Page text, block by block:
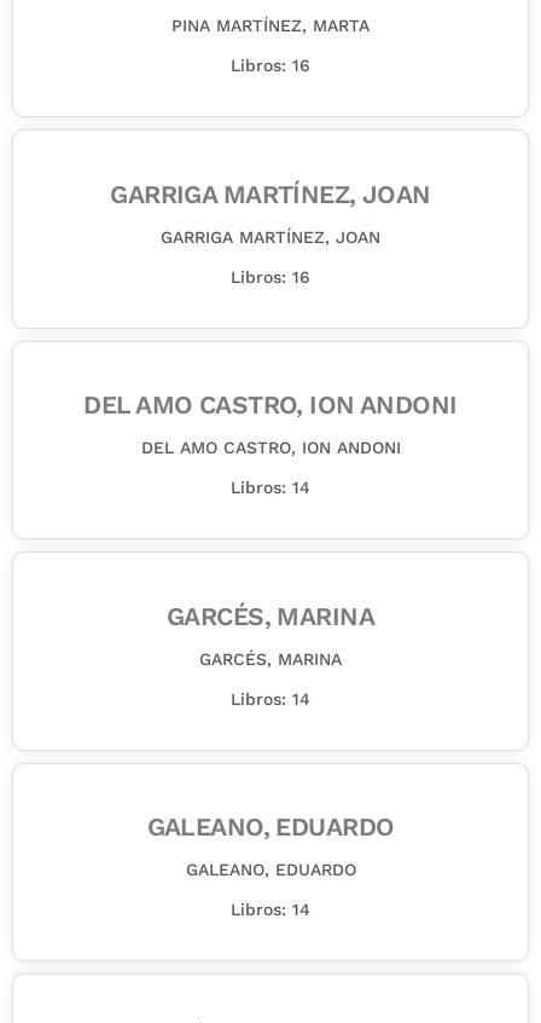
PINA MARTÍNEZ, MARTA
Libros: 16
GARRIGA MARTÍNEZ, JOAN
GARRIGA MARTÍNEZ, JOAN
Libros: 16
DEL AMO CASTRO, ION ANDONI
DEL AMO CASTRO, ION ANDONI
Libros: 14
GARCÉS, MARINA
GARCÉS, MARINA
Libros: 14
GALEANO, EDUARDO
GALEANO, EDUARDO
Libros: 14